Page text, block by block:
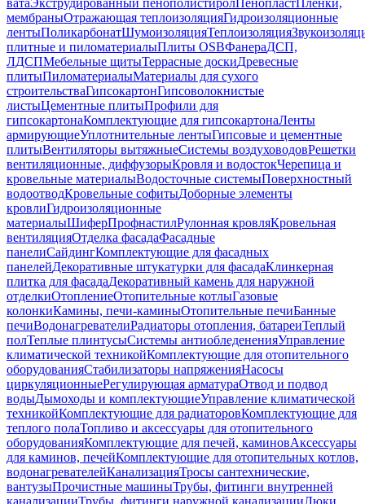
ватаЭкструдированный пенополистиролПенопластПленки,
мембраныОтражающая теплоизоляцияГидроизоляционные
лентыПоликарбонатШумоизоляцияТеплоизоляция
плитные и пиломатериалыПлиты OSBФанераДСП,
ЛДСПМебельные щитыТеррасные доскиДревесные
плитыПиломатериалыМатериалы для сухого
строительстваГипсокартонГипсоволокнистые
листыЦементные плитыПрофили для
гипсокартонаКомплектующие для гипсокартонаЛенты
армирующиеУплотнительные лентыГипсовые и цементные
плитыВентиляторы вытяжныеСистемы воздуховодовРешетки
вентиляционные, диффузорыКровля и водостокЧерепица и
кровельные материалыВодосточные системыПоверхностный
водоотводКровельные софитыДоборные элементы
кровлиГидроизоляционные
материалыШиферПрофнастилРулонная кровляКровельная
вентиляцияОтделка фасадаФасадные
панелиСайдингКомплектующие для фасадных
панелейДекоративные штукатурки для фасадаКлинкерная
плитка для фасадаДекоративный камень для наружной
отделкиОтоплениеОтопительные котлыГазовые
колонкиКамины, печи-каминыОтопительные печиБанные
печиВодонагревателиРадиаторы отопления, батареиТеплый
полТеплые плинтусыСистемы антиобледененияУправление
климатической техникойКомплектующие для отопительного
оборудованияСтабилизаторы напряженияНасосы
циркуляционныеРегулирующая арматураОтвод и подвод
водыДымоходы и комплектующиеУправление климатической
техникойКомплектующие для радиаторовКомплектующие для
теплого полаТопливо и аксессуары для отопительного
оборудованияКомплектующие для печей, каминовАксессуары
для каминов, печейКомплектующие для отопительных котлов,
водонагревателейКанализацияТросы сантехнические,
вантузыПрочистные машиныТрубы, фитинги внутренней
канализацииТрубы, фитинги наружной канализацииЛюки